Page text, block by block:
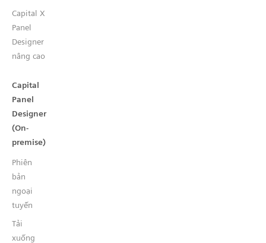
Capital X
Panel
Designer
nâng cao
Capital
Panel
Designer
(On-
premise)
Phiên
bản
ngoại
tuyến
Tải
xuống